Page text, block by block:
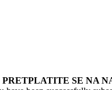
PRETPLATITE SE NA